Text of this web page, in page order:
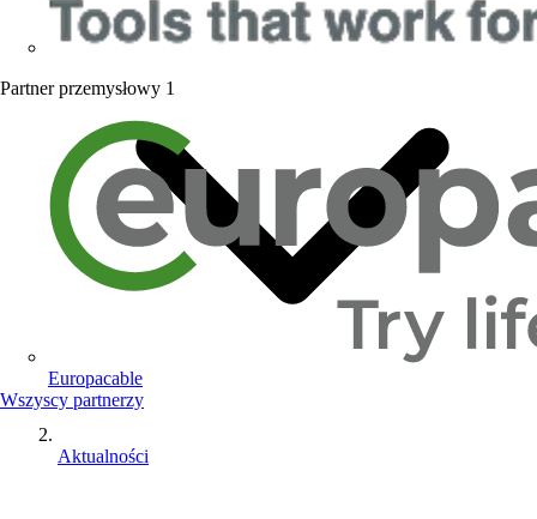
Partner przemysłowy 1
Europacable
Wszyscy partnerzy
Aktualności